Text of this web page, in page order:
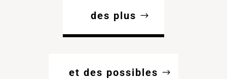
des plus
et des possibles